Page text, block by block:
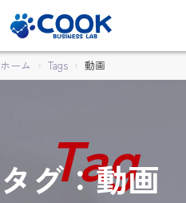
ホーム Tags 動画
タグ：動画